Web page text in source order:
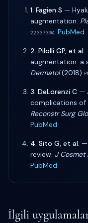
1. Fagien S —
augmentation.
22337390. PubMed
2. Pilolli GP, et al.
augmentation: a
Dermatol(2018)
3. DeLorenzi C —
complications of
Reconstr Surg
PubMed
4. Sito G, et al. —
review. J Cosmet
PubMed
İlgili